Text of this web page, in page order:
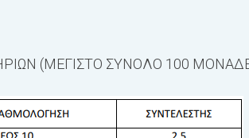
(ΜΕΓΙΣΤΟ ΣΥΝΟΛΟ 100